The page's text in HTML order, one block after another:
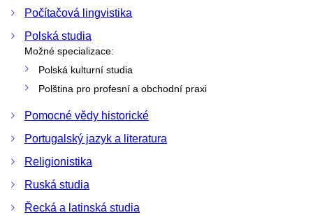
Počítačová lingvistika
Polská studia
Možné specializace:
Polská kulturní studia
Polština pro profesní a obchodní praxi
Pomocné vědy historické
Portugalský jazyk a literatura
Religionistika
Ruská studia
Řecká a latinská studia